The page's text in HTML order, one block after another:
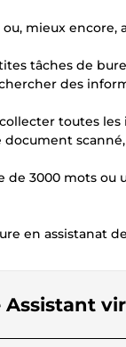
mieux
tâches de
des
toutes
document
de 3000 mots
en assistanat